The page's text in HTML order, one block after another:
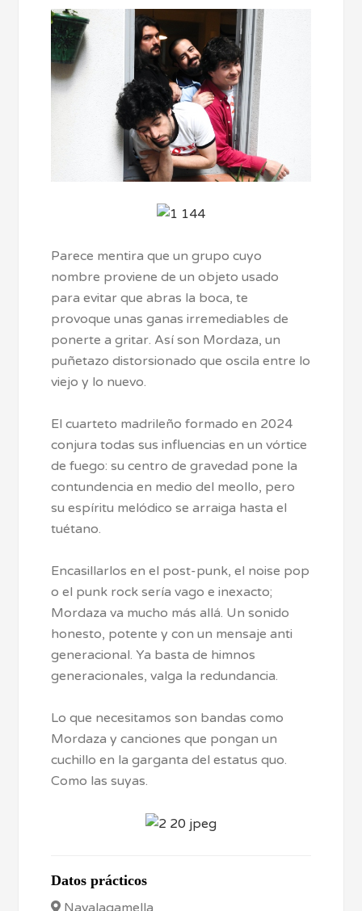
Parece mentira que un grupo cuyo
nombre proviene de un objeto usado
para evitar que abras la boca, te
provoque unas ganas irremediables de
ponerte a gritar. Así son Mordaza, un
puñetazo distorsionado que oscila entre lo
viejo y lo nuevo.
El cuarteto madrileño formado en 2024
conjura todas sus influencias en un vórtice
de fuego: su centro de gravedad pone la
contundencia en medio del meollo, pero
su espíritu melódico se arraiga hasta el
tuétano.
Encasillarlos en el post-punk, el noise pop
o el punk rock sería vago e inexacto;
Mordaza va mucho más allá. Un sonido
honesto, potente y con un mensaje anti
generacional. Ya basta de himnos
generacionales, valga la redundancia.
Lo que necesitamos son bandas como
Mordaza y canciones que pongan un
cuchillo en la garganta del estatus quo.
Como las suyas.
Datos prácticos
Navalagamella